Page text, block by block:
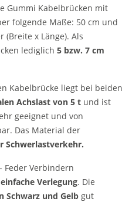
Gummi Kabelbrücken mit
folgende Maße: 50 cm und
(Breite x Länge). Als
lediglich 5 bzw. 7 cm
Kabelbrücke liegt bei beiden
Achslast von 5 t und ist
geeignet und von
Das Material der
Schwerlastverkehr.
Feder Verbindern
Verlegung. Die
Schwarz und Gelb gut